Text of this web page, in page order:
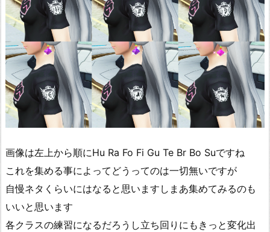
画像は左上から順にHu Ra Fo Fi Gu Te Br Bo Suですね
これを集める事によってどうってのは一切無いですが
自慢ネタくらいにはなると思いますしまあ集めてみるのも
いいと思います
各クラスの練習になるだろうし立ち回りにもきっと変化出